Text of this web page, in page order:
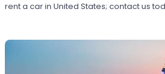
rent a car in United States; contact us